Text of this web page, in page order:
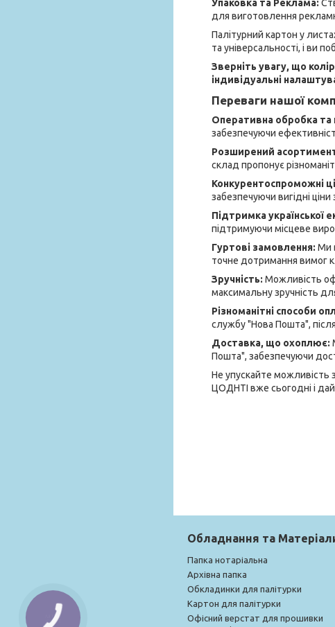
Упаковка та Реклама:
для виготовлення
Палітурний картон у
та універсальності, і ви
Зверніть увагу, що
індивідуальні
Переваги нашої
Оперативна обробка та
забезпечуючи
Розширений
склад пропонує
Конкурентоспроможні
забезпечуючи вигідні ціни
Підтримка української
підтримуючи місцеве
Гуртові замовлення: Ми
точне дотримання вимог
Зручність: Можливість
максимальну зручність
Різноманітні способи
службу "Нова Пошта",
Доставка, що охоплює:
Пошта", забезпечуючи
Не упускайте можливість
ЦОДНТІ вже сьогодні і
Обладнання та
Папка нотаріальна
Архівна папка
Обкладинки для палітурки
Картон для палітурки
Офісний верстат для прошивки